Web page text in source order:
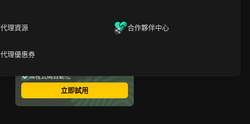
代理資源 合作夥伴中心
代理優惠券
關於在線賺錢的常見問題
最安全的指紋瀏覽器
無程式碼自動化
立即試用